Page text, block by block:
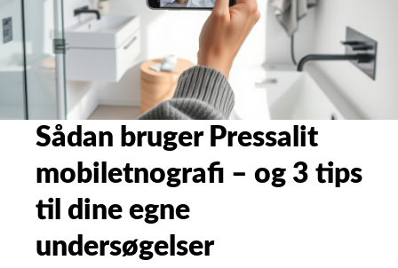
Sådan bruger Pressalit
mobiletnografi – og 3 tips
til dine egne
undersøgelser